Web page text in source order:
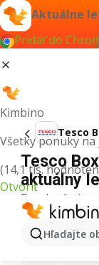
Aktuálne
Pridať do
Kimbino
Všetky ponuky
(14,1 tis.
Otvoriť
Hľadajte
Tesco
Tesco
aktuálny
Pre daný
Ďalšie
Tesco Kapor